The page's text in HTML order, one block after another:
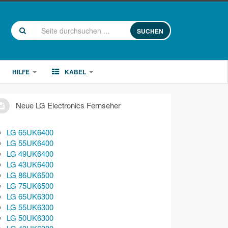
SUCHEN
HILFE KABEL
Neue LG Electronics Fernseher
LG 65UK6400
LG 55UK6400
LG 49UK6400
LG 43UK6400
LG 86UK6500
LG 75UK6500
LG 65UK6300
LG 55UK6300
LG 50UK6300